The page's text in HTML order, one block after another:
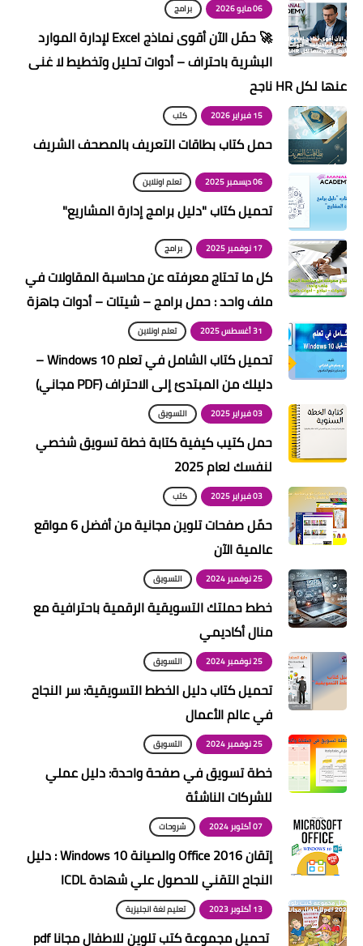
06 مايو 2026 برامج
🚀 حمّل الآن أقوى نماذج Excel لإدارة الموارد
البشرية باحتراف – أدوات تحليل وتخطيط لا غنى
عنها لكل HR ناجح
15 فبراير 2026 كتب
حمل كتاب بطاقات التعريف بالمصحف الشريف
06 ديسمبر 2025 تعلم اونلاين
تحميل كتاب "دليل برامج إدارة المشاريع"
17 نوفمبر 2025 برامج
كل ما تحتاج معرفته عن محاسبة المقاولات في
ملف واحد : حمل برامج – شيتات – أدوات جاهزة
31 أغسطس 2025 تعلم اونلاين
تحميل كتاب الشامل في تعلم Windows 10 –
دليلك من المبتدئ إلى الاحتراف (PDF مجاني)
03 فبراير 2025 التسويق
حمل كتيب كيفية كتابة خطة تسويق شخصي
لنفسك لعام 2025
03 فبراير 2025 كتب
حمّل صفحات تلوين مجانية من أفضل 6 مواقع
عالمية الآن
25 نوفمبر 2024 التسويق
خطط حملتك التسويقية الرقمية باحترافية مع
منال أكاديمي
25 نوفمبر 2024 التسويق
تحميل كتاب دليل الخطط التسويقية: سر النجاح
في عالم الأعمال
25 نوفمبر 2024 التسويق
خطة تسويق في صفحة واحدة: دليل عملي
للشركات الناشئة
07 أكتوبر 2024 شروحات
إتقان Office 2016 والصيانة Windows 10 : دليل
النجاح التقني للحصول علي شهادة ICDL
13 أكتوبر 2023 تعليم لغة انجليزية
تحميل مجموعة كتب تلوين للاطفال مجانا pdf